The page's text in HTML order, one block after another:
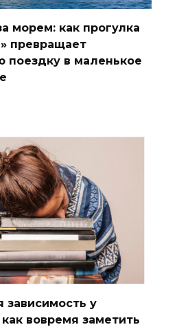
морем: как прогулка
превращает
поездку в маленькое
зависимость у
вовремя заметить